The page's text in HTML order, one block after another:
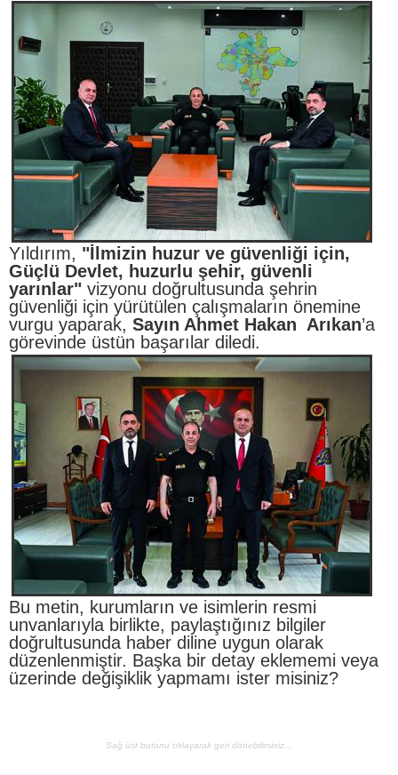
Yıldırım, "İlmizin huzur ve güvenliği için,
Güçlü Devlet, huzurlu şehir, güvenli
yarınlar" vizyonu doğrultusunda şehrin
güvenliği için yürütülen çalışmaların önemine
vurgu yaparak, Sayın Ahmet Hakan Arıkan’a
görevinde üstün başarılar diledi.
Bu metin, kurumların ve isimlerin resmi
unvanlarıyla birlikte, paylaştığınız bilgiler
doğrultusunda haber diline uygun olarak
düzenlenmiştir. Başka bir detay eklememi veya
üzerinde değişiklik yapmamı ister misiniz?
Sağ üst butonu tıklayarak geri dönebilirsiniz...